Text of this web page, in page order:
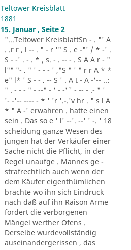
Teltower Kreisblatt
1881
15. Januar , Seite 2
"...Teltower KreisblattSn - . "' A
. .r r , l -- . " - r '" S . e -"' / * -' .
S - -' . - . * , s. - . -- - . S A A r - "
l"" "- . " ' - - - ' ,"S " ' " r r A * *
e" l* ' S - - . -- S ' . A t - A -'-- ..:
" . - - - " - --" - ' - -'´ ' - -- - .- " '
'- -'-- ---- - * ' 'r '.-.'v hr . " s l A
* " A -' erwahren . hatte einen
sein . Das so e ' l' --'. --' ' -. ' 18
scheidung ganze Wesen des
jungen hat der Verkäufer einer
Sache nicht die Pflicht, in der
Regel unaufge . Mannes ge -
strafrechtlich auch wenn der
dem Käufer eigenthümlichen
brachte wo ihn sich Eindruck
nach daß auf ihn Raison Arme
fordert die verborgenen
Mängel werther Ofens .
Derselbe wurdevollständig
auseinandergerissen , das